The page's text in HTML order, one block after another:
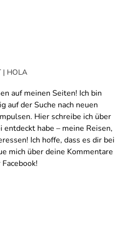
| HOLA
auf meinen Seiten! Ich bin
auf der Suche nach neuen
Hier schreibe ich über
entdeckt habe – meine Reisen,
Ich hoffe, dass es dir bei
mich über deine Kommentare